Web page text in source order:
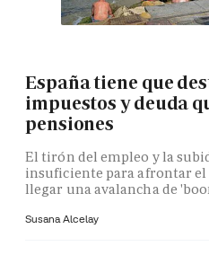
España tiene que
impuestos y deuda
pensiones
El tirón del empleo y la
insuficiente para afrontar el
llegar una avalancha de
Susana Alcelay